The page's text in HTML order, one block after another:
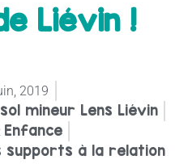
Liévin !
2019
mineur Lens Liévin
Enfance
supports à la relation